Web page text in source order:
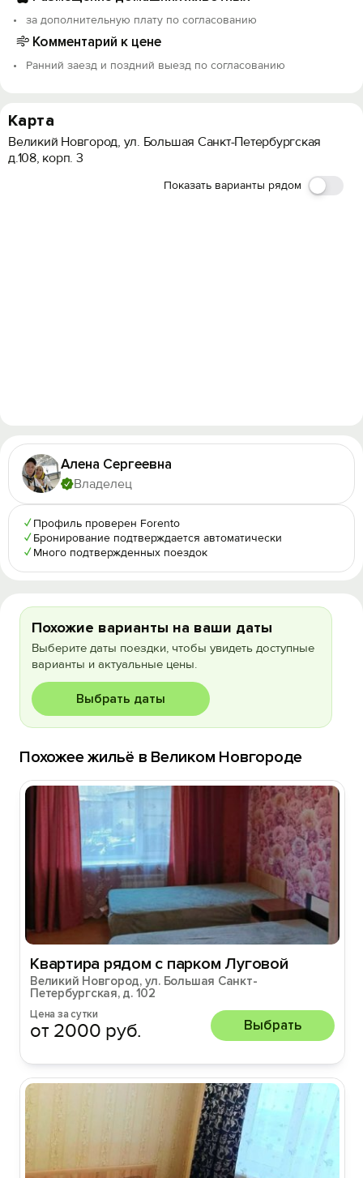
за дополнительную плату по согласованию
Комментарий к цене
Ранний заезд и поздний выезд по согласованию
Карта
Великий Новгород, ул. Большая Санкт-Петербургская
д.108, корп. 3
Показать варианты рядом
Алена Сергеевна
Владелец
✓ Профиль проверен Forento
✓ Бронирование подтверждается автоматически
✓ Много подтвержденных поездок
Похожие варианты на ваши даты
Выберите даты поездки, чтобы увидеть доступные
варианты и актуальные цены.
Выбрать даты
Похожее жильё в Великом Новгороде
Квартира рядом с парком Луговой
Великий Новгород, ул. Большая Санкт-
Петербургская, д. 102
Цена за сутки
от 2000 руб. Выбрать